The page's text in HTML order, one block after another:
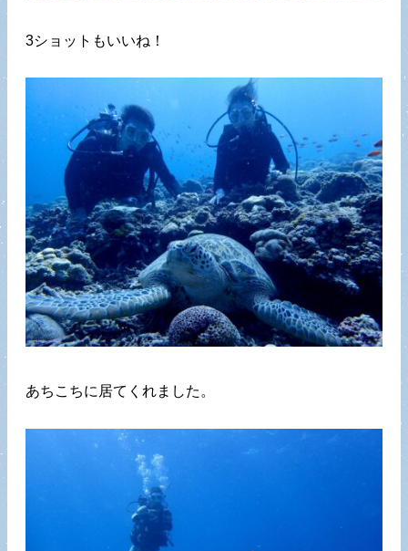
3ショットもいいね！
あちこちに居てくれました。